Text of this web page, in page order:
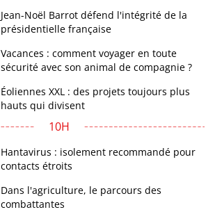
Jean-Noël Barrot défend l'intégrité de la
présidentielle française
Vacances : comment voyager en toute
sécurité avec son animal de compagnie ?
Éoliennes XXL : des projets toujours plus
hauts qui divisent
10H
Hantavirus : isolement recommandé pour
contacts étroits
Dans l'agriculture, le parcours des
combattantes